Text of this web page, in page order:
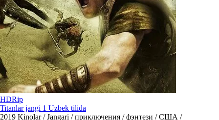
HDRip
Titanlar jangi 1 Uzbek tilida
2019 Kinolar / Jangari / приключения / фэнтези / США /